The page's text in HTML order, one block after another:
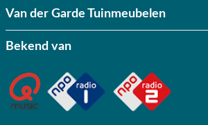
Van der Garde Tuinmeubelen
Bekend van